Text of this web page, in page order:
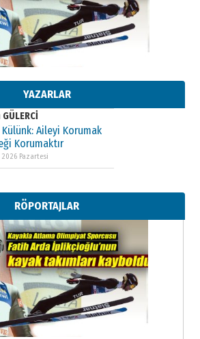
YAZARLAR
Aileyi Korumak
Korumaktır
2026 Pazartesi
Aileyi Korumak
Korumaktır
2026 Pazartesi
Aileyi Korumak
Korumaktır
2026 Pazartesi
RÖPORTAJLAR